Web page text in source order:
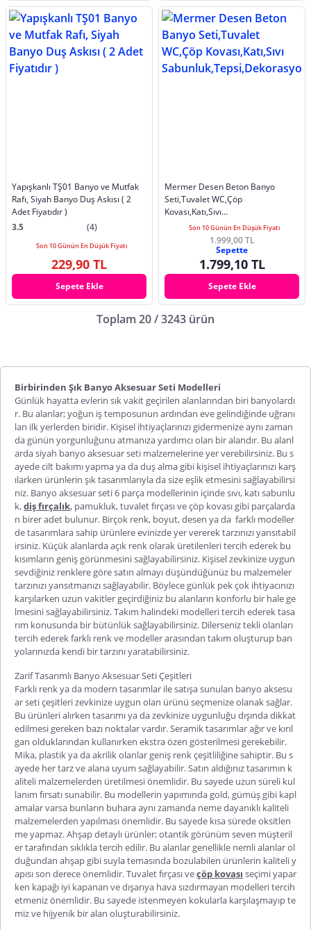
Yapışkanlı TŞ01 Banyo ve Mutfak
Rafı, Siyah Banyo Duş Askısı ( 2
Adet Fiyatıdır )
3.5
(4)
Son 10 Günün En Düşük Fiyatı
229,90 TL
Sepete Ekle
Mermer Desen Beton Banyo
Seti,Tuvalet WC,Çöp
Kovası,Katı,Sıvı
Sabunluk,Tepsi,Dekorasyon,Aksesuar
Son 10 Günün En Düşük Fiyatı
1.999,00 TL
Sepette
1.799,10 TL
Sepete Ekle
Toplam 20 / 3243 ürün
Birbirinden Şık Banyo Aksesuar Seti Modelleri
Günlük hayatta evlerin sık vakit geçirilen alanlarından biri banyolardı
r. Bu alanlar; yoğun iş temposunun ardından eve gelindiğinde uğranı
lan ilk yerlerden biridir. Kişisel ihtiyaçlarınızı gidermenize aynı zaman
da günün yorgunluğunu atmanıza yardımcı olan bir alandır. Bu alanl
ardasiyah banyo aksesuar seti malzemelerine yer verebilirsiniz. Bu s
ayede cilt bakımı yapma ya da duş alma gibi kişisel ihtiyaçlarınızı karş
ılarken ürünlerin şık tasarımlarıyla da size eşlik etmesini sağlayabilirsi
niz. Banyo aksesuar seti 6 parça modellerinin içinde sıvı, katı sabunlu
k,diş fırçalık, pamukluk, tuvalet fırçası ve çöp kovası gibi parçalarda
n birer adet bulunur. Birçok renk, boyut, desen ya da farklı modeller
de tasarımlara sahip ürünlere evinizde yer vererek tarzınızı yansıtabil
irsiniz. Küçük alanlarda açık renk olarak üretilenleri tercih ederek bu
kısımların geniş görünmesini sağlayabilirsiniz. Kişisel zevkinize uygun
sevdiğiniz renklere göre satın almayı düşündüğünüz bu malzemeler
tarzınızı yansıtmanızı sağlayabilir. Böylece günlük pek çok ihtiyacınızı
karşılarken uzun vakitler geçirdiğiniz bu alanların konforlu bir hale ge
lmesini sağlayabilirsiniz. Takım halindeki modelleri tercih ederek tasa
rım konusunda bir bütünlük sağlayabilirsiniz. Dilerseniz tekli olanları
tercih ederek farklı renk ve modeller arasından takım oluşturup ban
yolarınızda kendi bir tarzını yaratabilirsiniz.
Zarif Tasarımlı Banyo Aksesuar Seti Çeşitleri
Farklı renk ya da modern tasarımlar ile satışa sunulan banyo aksesu
ar setiçeşitleri zevkinize uygun olan ürünü seçmenize olanak sağlar.
Bu ürünleri alırken tasarımı ya da zevkinize uygunluğu dışında dikkat
edilmesi gereken bazı noktalar vardır. Seramik tasarımlar ağır ve kırıl
gan olduklarından kullanırken ekstra özen gösterilmesi gerekebilir.
Mika, plastik ya da akrilik olanlar geniş renk çeşitliliğine sahiptir. Bu s
ayede her tarz ve alana uyum sağlayabilir. Satın aldığınız tasarımın k
aliteli malzemelerden üretilmesi önemlidir. Bu sayede uzun süreli kul
lanım fırsatı sunabilir. Bu modellerin yapımında gold, gümüş gibi kapl
amalar varsa bunların buhara aynı zamanda neme dayanıklı kaliteli
malzemelerden yapılması önemlidir. Bu sayede kısa sürede oksitlen
me yapmaz. Ahşap detaylı ürünler; otantik görünüm seven müşteril
er tarafından sıklıkla tercih edilir. Bu alanlar genellikle nemli alanlar ol
duğundan ahşap gibi suyla temasında bozulabilen ürünlerin kaliteli y
apısı son derece önemlidir. Tuvalet fırçası veçöp kovası seçimi yapar
ken kapağı iyi kapanan ve dışarıya hava sızdırmayan modelleri tercih
etmeniz önemlidir. Bu sayede istenmeyen kokularla karşılaşmayıp te
miz ve hijyenik bir alan oluşturabilirsiniz.